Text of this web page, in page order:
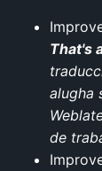
That's
alugha
de